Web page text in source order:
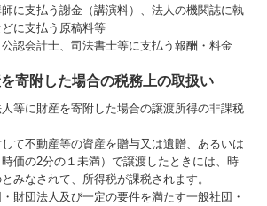
に支払う謝金（講演料）、法人の機関誌に執
に支払う原稿料等
認会計士、司法書士等に支払う報酬・料金
寄附した場合の税務上の取扱い
等に財産を寄附した場合の譲渡所得の非課税
て不動産等の資産を贈与又は遺贈、あるいは
価の2分の１未満）で譲渡したときには、時
みなされて、所得税が課税されます。
財団法人及び一定の要件を満たす一般社団・